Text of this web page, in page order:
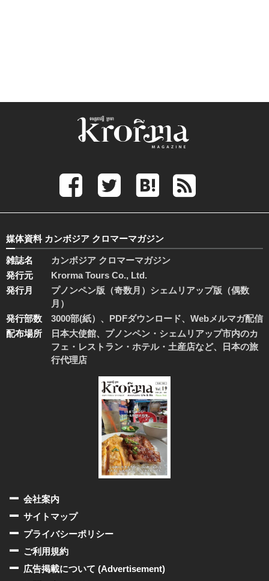
媒体資料 カンボジア クロマーマガジン
雑誌名
カンボジア クロマーマガジン
発行元
Krorma Tours Co., Ltd.
発行月
プノンペン版（奇数月）シェムリアップ版（偶数
月）
発行部数
3000部(紙）、PDFダウンロード、Webメルマガ配信
配布場所
日本大使館、プノンペン・シェムリアップ市内のカ
フェ・レストラン・ホテル・土産店など、日本の旅
行代理店
会社案内
サイトマップ
プライバシーポリシー
ご利用規約
広告掲載について (Advertisement)